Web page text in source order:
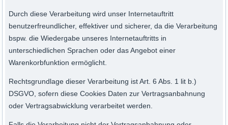
Durch diese Verarbeitung wird unser Internetauftritt
benutzerfreundlicher, effektiver und sicherer, da die Verarbeitung
bspw. die Wiedergabe unseres Internetauftritts in
unterschiedlichen Sprachen oder das Angebot einer
Warenkorbfunktion ermöglicht.
Rechtsgrundlage dieser Verarbeitung ist Art. 6 Abs. 1 lit b.)
DSGVO, sofern diese Cookies Daten zur Vertragsanbahnung
oder Vertragsabwicklung verarbeitet werden.